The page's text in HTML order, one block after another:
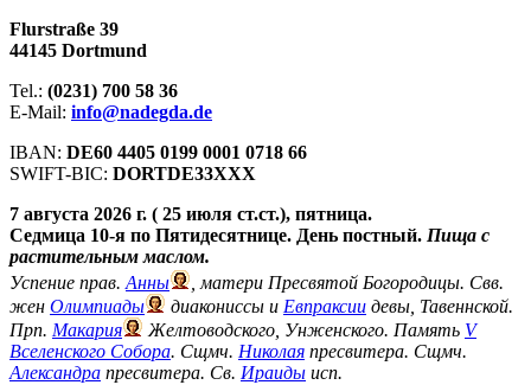
Flurstraße 39
44145 Dortmund
Tel.: (0231) 700 58 36
E-Mail: info@nadegda.de
IBAN: DE60 4405 0199 0001 0718 66
SWIFT-BIC: DORTDE33XXX
7 августа 2026 г. ( 25 июля ст.ст.), пятница.
Седмица 10-я по Пятидесятнице. День постный. Пища с
растительным маслом.
Успение прав. Анны
, матери Пресвятой Богородицы. Свв.
жен Олимпиады диакониссы и Евпраксии девы, Тавеннской.
Прп. Макария Желтоводского, Унженского. Память V
Вселенского Собора. Сщмч. Николая пресвитера. Сщмч.
Александра пресвитера. Св. Ираиды исп.